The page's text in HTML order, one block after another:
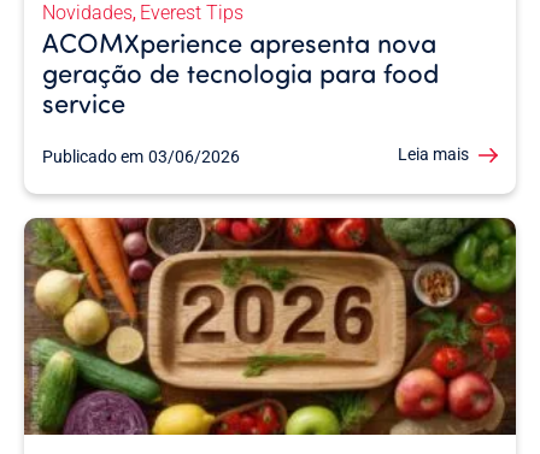
Novidades, Everest Tips
ACOMXperience apresenta nova
geração de tecnologia para food
service
Publicado em 03/06/2026 Leia mais